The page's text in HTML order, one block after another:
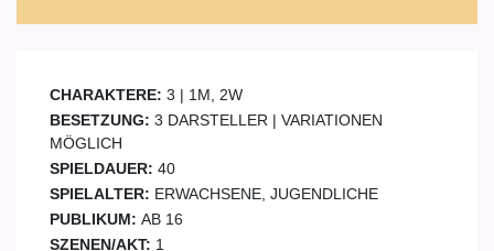
CHARAKTERE: 3 | 1M, 2W
BESETZUNG: 3 DARSTELLER | VARIATIONEN
MÖGLICH
SPIELDAUER: 40
SPIELALTER: ERWACHSENE, JUGENDLICHE
PUBLIKUM: AB 16
SZENEN/AKT: 1